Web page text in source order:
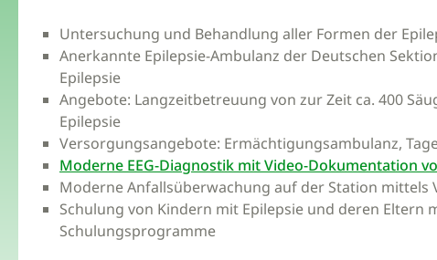
Untersuchung und Behandlung aller Formen der
Anerkannte Epilepsie-Ambulanz der Deutschen
Epilepsie
Angebote: Langzeitbetreuung von zur Zeit ca. 400
Epilepsie
Versorgungsangebote: Ermächtigungsambulanz,
Moderne EEG-Diagnostik mit Video-Dokumentation
Moderne Anfallsüberwachung auf der Station mittels
Schulung von Kindern mit Epilepsie und deren Eltern
Schulungsprogramme